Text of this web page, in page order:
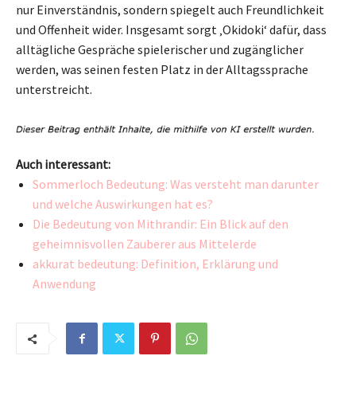
nur Einverständnis, sondern spiegelt auch Freundlichkeit
und Offenheit wider. Insgesamt sorgt ‚Okidoki‘ dafür, dass
alltägliche Gespräche spielerischer und zugänglicher
werden, was seinen festen Platz in der Alltagssprache
unterstreicht.
Auch interessant:
Sommerloch Bedeutung: Was versteht man darunter
und welche Auswirkungen hat es?
Die Bedeutung von Mithrandir: Ein Blick auf den
geheimnisvollen Zauberer aus Mittelerde
akkurat bedeutung: Definition, Erklärung und
Anwendung